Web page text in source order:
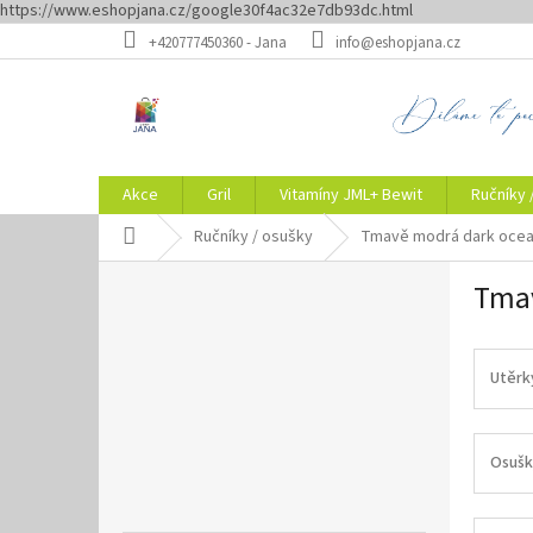
https://www.eshopjana.cz/google30f4ac32e7db93dc.html
na
+420777450360 - Jana info@eshopjana.cz
Akce Gril Vitamíny JML+ Bewit Ručníky
Domů Ručníky / osušky Tmavě modrá dark